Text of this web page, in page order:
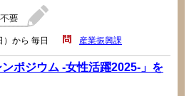
から 毎日 産業振興課
ンポジウム -女性活躍2025-」を